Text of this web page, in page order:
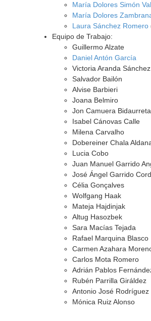
María Dolores Simón
María Dolores
Laura Sánchez Romero
Equipo de Trabajo:
Guillermo Alzate
Daniel Antón García
Victoria Aranda Sánchez
Salvador Bailón
Alvise Barbieri
Joana Belmiro
Jon Camuera Bidaurreta
Isabel Cánovas Calle
Milena Carvalho
Dobereiner Chala
Lucia Cobo
Juan Manuel Garrido
José Ángel Garrido
Célia Gonçalves
Wolfgang Haak
Mateja Hajdinjak
Altug Hasozbek
Sara Macías Tejada
Rafael Marquina Blasco
Carmen Azahara
Carlos Mota Romero
Adrián Pablos
Rubén Parrilla Giráldez
Antonio José Rodríguez
Mónica Ruiz Alonso